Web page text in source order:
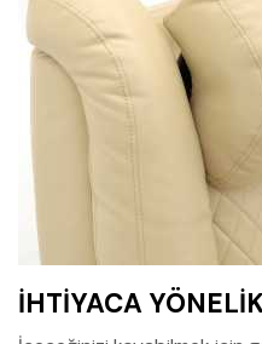
İHTİYACA